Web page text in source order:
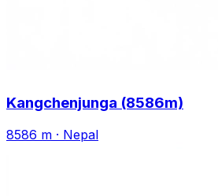
Kangchenjunga (8586m)
8586 m · Nepal